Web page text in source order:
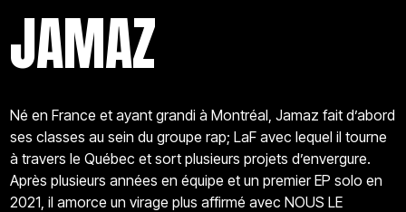
JAMAZ
Né en France et ayant grandi à Montréal, Jamaz fait d’abord
ses classes au sein du groupe rap; LaF avec lequel il tourne
à travers le Québec et sort plusieurs projets d’envergure.
Après plusieurs années en équipe et un premier EP solo en
2021, il amorce un virage plus affirmé avec NOUS LE